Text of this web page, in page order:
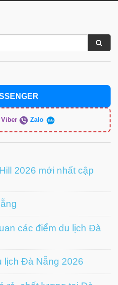
Viber Zalo
2026 mới nhất cập
các điểm du lịch Đà
lịch Đà Nẵng 2026